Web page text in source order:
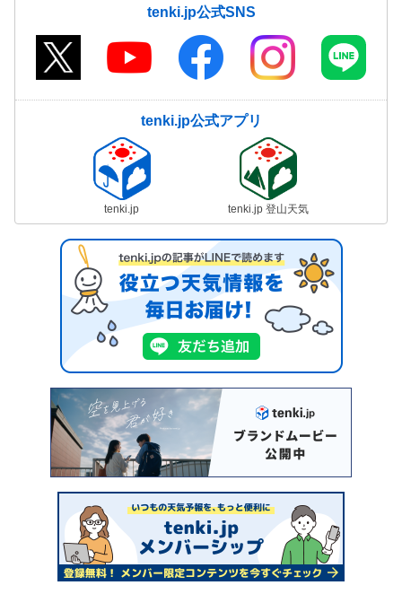
tenki.jp公式SNS
tenki.jp公式アプリ
tenki.jp tenki.jp 登山天気